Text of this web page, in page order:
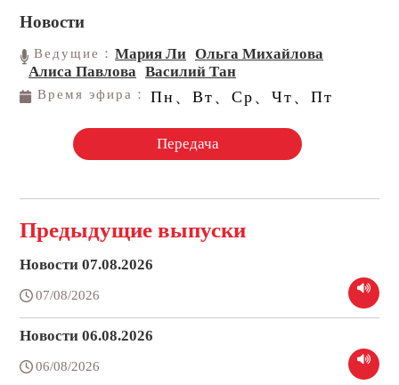
Новости
Ведущие：Мария Ли Ольга Михайлова
Алиса Павлова Василий Тан
Время эфира： Пн、Вт、Ср、Чт、Пт
Передача
Предыдущие выпуски
Новости 07.08.2026
07/08/2026
Новости 06.08.2026
06/08/2026